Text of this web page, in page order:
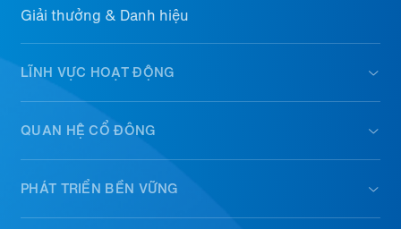
Giải thưởng & Danh hiệu
LĨNH VỰC HOẠT ĐỘNG
QUAN HỆ CỔ ĐÔNG
PHÁT TRIỂN BỀN VỮNG